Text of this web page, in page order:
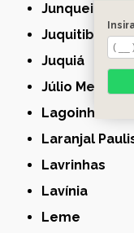
Junqueirópolis
Juquitiba
Juquiá
Júlio Mesquita
Lagoinha
Laranjal
Lavrinhas
Lavínia
Leme